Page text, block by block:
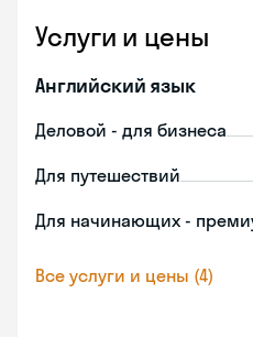
Услуги и цены
Английский язык
Деловой - для бизнеса
Для путешествий
Для начинающих -
Все услуги и цены (4)